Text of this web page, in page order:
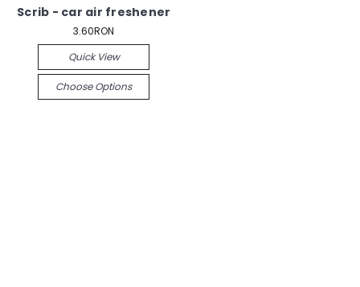
Scrib - car air freshener
3.60RON
Quick View
Choose Options